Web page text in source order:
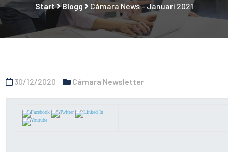
Start Blogg Cámara News - Januari 2021
30/12/2020 Cámara Newsletter